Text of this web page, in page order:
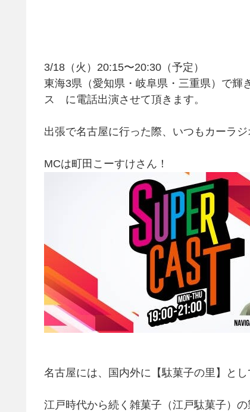
3/18（火）20:15〜20:30（予定）
東海3県（愛知県・岐阜県・三重県）で
ス に電話出演させて頂きます。
出張で名古屋に行った際、いつもカーラ
MCは町田こーすけさん！
名古屋には、国内外に【駄菓子の里】と
江戸時代から続く雑菓子（江戸駄菓子）